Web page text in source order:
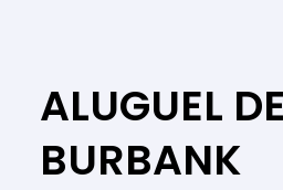
ALUGUEL
BURBANK